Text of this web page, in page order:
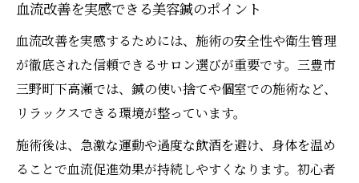
血流改善を実感できる美容鍼のポイント
血流改善を実感するためには、施術の安全性や衛生管理
が徹底された信頼できるサロン選びが重要です。三豊市
三野町下高瀬では、鍼の使い捨てや個室での施術など、
リラックスできる環境が整っています。
施術後は、急激な運動や過度な飲酒を避け、身体を温め
ることで血流促進効果が持続しやすくなります。初心者